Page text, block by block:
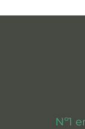
Nº1